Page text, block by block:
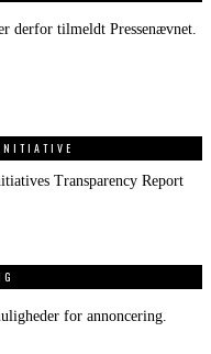
derfor tilmeldt Pressenævnet.
Transparency Report
for annoncering.